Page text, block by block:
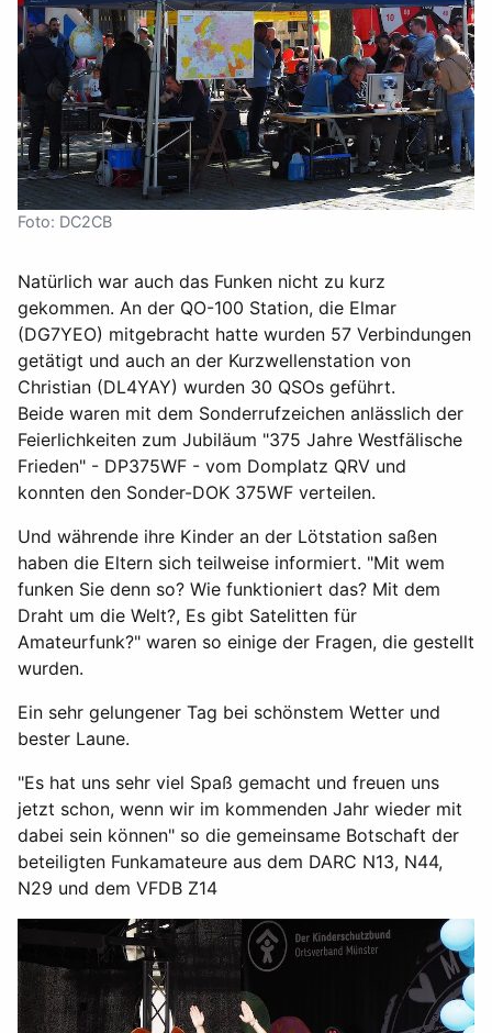
Foto: DC2CB
Natürlich war auch das Funken nicht zu kurz
gekommen. An der QO-100 Station, die Elmar
(DG7YEO) mitgebracht hatte wurden 57 Verbindungen
getätigt und auch an der Kurzwellenstation von
Christian (DL4YAY) wurden 30 QSOs geführt.
Beide waren mit dem Sonderrufzeichen anlässlich der
Feierlichkeiten zum Jubiläum "375 Jahre Westfälische
Frieden" - DP375WF - vom Domplatz QRV und
konnten den Sonder-DOK 375WF verteilen.
Und währende ihre Kinder an der Lötstation saßen
haben die Eltern sich teilweise informiert. "Mit wem
funken Sie denn so? Wie funktioniert das? Mit dem
Draht um die Welt?, Es gibt Satelitten für
Amateurfunk?" waren so einige der Fragen, die gestellt
wurden.
Ein sehr gelungener Tag bei schönstem Wetter und
bester Laune.
"Es hat uns sehr viel Spaß gemacht und freuen uns
jetzt schon, wenn wir im kommenden Jahr wieder mit
dabei sein können" so die gemeinsame Botschaft der
beteiligten Funkamateure aus dem DARC N13, N44,
N29 und dem VFDB Z14